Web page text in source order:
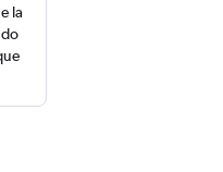
la